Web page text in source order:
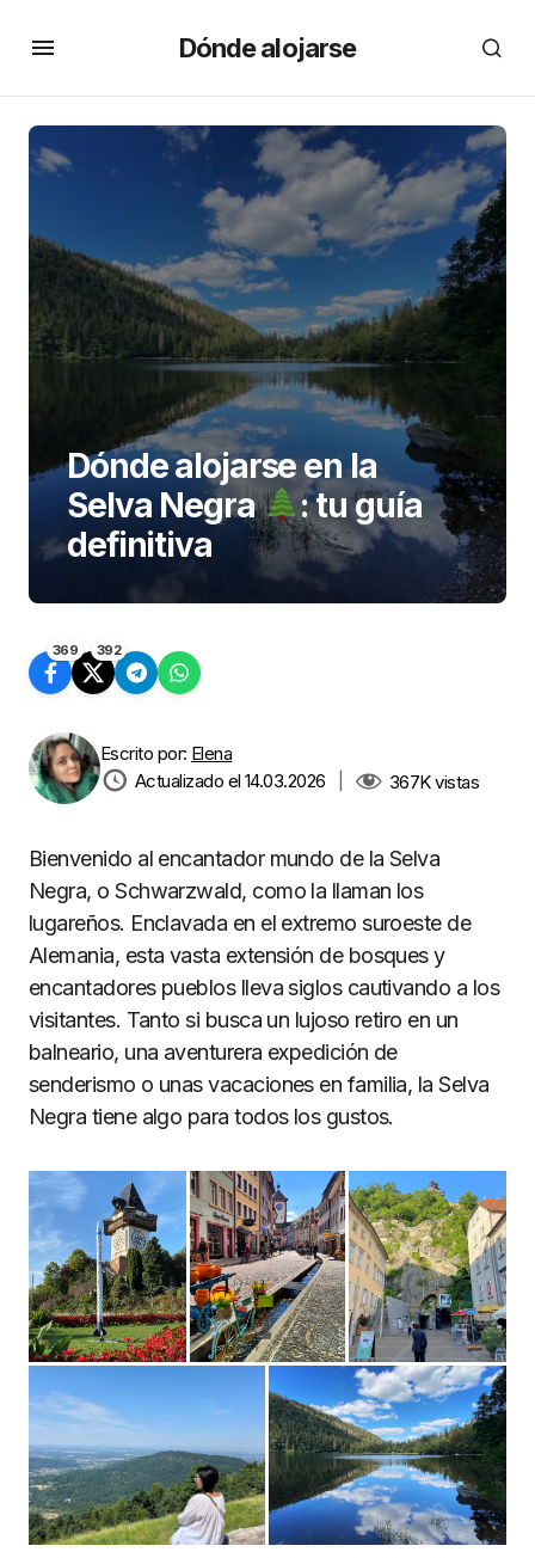
Dónde alojarse
Dónde alojarse en la
Selva Negra
: tu guía
definitiva
369 392
Escrito por: Elena
Actualizado el 14.03.2026
367Kvistas
Bienvenido al encantador mundo de la Selva
Negra, o Schwarzwald, como la llaman los
lugareños. Enclavada en el extremo suroeste de
Alemania, esta vasta extensión de bosques y
encantadores pueblos lleva siglos cautivando a los
visitantes. Tanto si busca un lujoso retiro en un
balneario, una aventurera expedición de
senderismo o unas vacaciones en familia, la Selva
Negra tiene algo para todos los gustos.